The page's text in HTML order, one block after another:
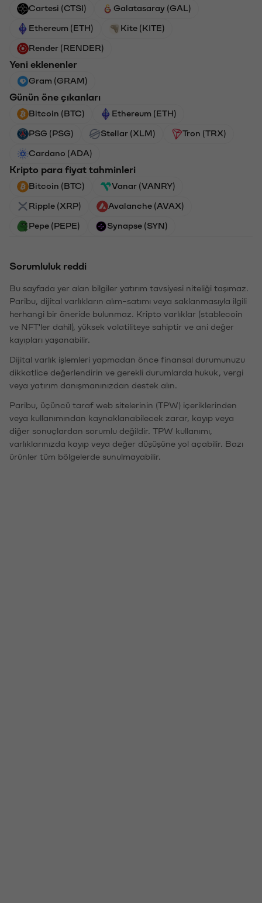
Cartesi (CTSI) Galatasaray (GAL)
Ethereum (ETH) Kite (KITE)
Render (RENDER)
Yeni eklenenler
Gram (GRAM)
Günün öne çıkanları
Bitcoin (BTC) Ethereum (ETH)
PSG (PSG) Stellar (XLM) Tron (TRX)
Cardano (ADA)
Kripto para fiyat tahminleri
Bitcoin (BTC) Vanar (VANRY)
Ripple (XRP) Avalanche (AVAX)
Pepe (PEPE) Synapse (SYN)
Sorumluluk reddi
Bu sayfada yer alan bilgiler yatırım tavsiyesi niteliği taşımaz.
Paribu, dijital varlıkların alım-satımı veya saklanmasıyla ilgili
herhangi bir öneride bulunmaz. Kripto varlıklar (stablecoin
ve NFT'ler dahil), yüksek volatiliteye sahiptir ve ani değer
kayıpları yaşanabilir.
Dijital varlık işlemleri yapmadan önce finansal durumunuzu
dikkatlice değerlendirin ve gerekli durumlarda hukuk, vergi
veya yatırım danışmanınızdan destek alın.
Paribu, üçüncü taraf web sitelerinin (TPW) içeriklerinden
veya kullanımından kaynaklanabilecek zarar, kayıp veya
diğer sonuçlardan sorumlu değildir. TPW kullanımı,
varlıklarınızda kayıp veya değer düşüşüne yol açabilir. Bazı
ürünler tüm bölgelerde sunulmayabilir.